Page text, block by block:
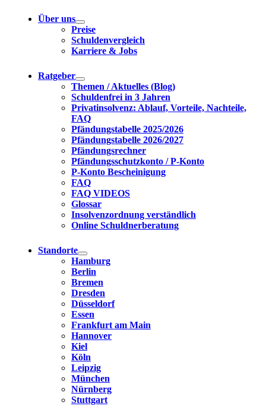
Über uns
Preise
Schuldenvergleich
Karriere & Jobs
Ratgeber
Themen / Aktuelles (Blog)
Schuldenfrei in 3 Jahren
Privatinsolvenz: Ablauf, Vorteile, Nachteile,
FAQ
Pfändungstabelle 2025/2026
Pfändungstabelle 2026/2027
Pfändungsrechner
Pfändungsschutzkonto / P-Konto
P-Konto Bescheinigung
FAQ
FAQ VIDEOS
Glossar
Insolvenzordnung verständlich
Online Schuldnerberatung
Standorte
Hamburg
Berlin
Bremen
Dresden
Düsseldorf
Essen
Frankfurt am Main
Hannover
Kiel
Köln
Leipzig
München
Nürnberg
Stuttgart